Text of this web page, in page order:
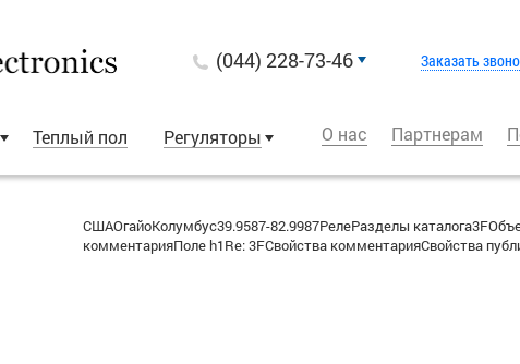
(044) 228-73-46 Заказать
Теплый пол Регуляторы О нас Партнерам
СШАОгайоКолумбус39.9587-82.9987РелеРазделы
комментарияПоле h1Re: 3FСвойства комментарияСвойства